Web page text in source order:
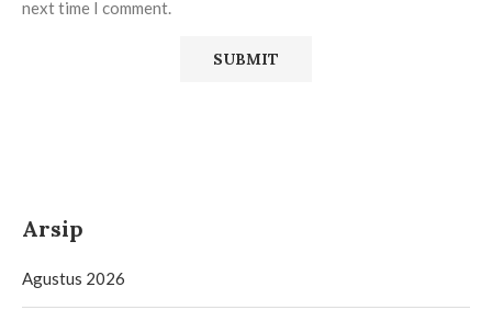
next time I comment.
Arsip
Agustus 2026